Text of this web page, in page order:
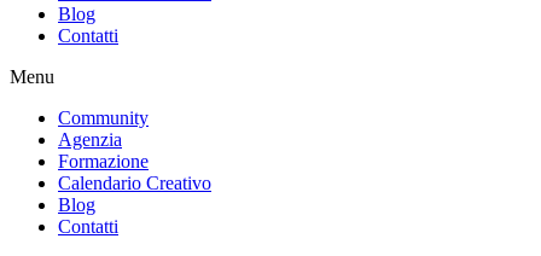
Blog
Contatti
Menu
Community
Agenzia
Formazione
Calendario Creativo
Blog
Contatti